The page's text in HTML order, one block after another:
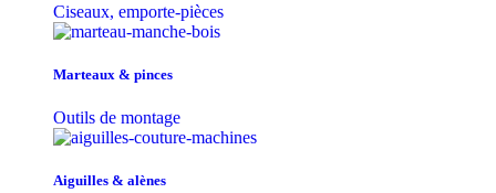
Ciseaux, emporte-pièces
Marteaux & pinces
Outils de montage
Aiguilles & alènes